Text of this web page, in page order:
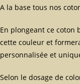
A la base tous nos
En plongeant ce coton
cette couleur et
personnalisée et
Selon le dosage de